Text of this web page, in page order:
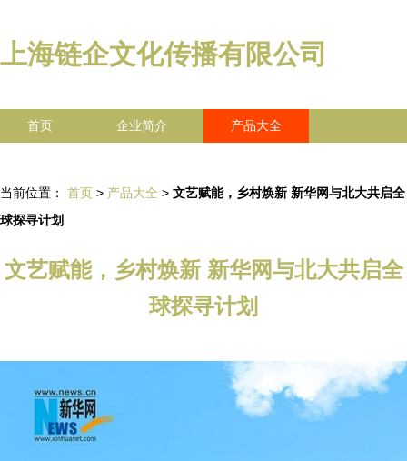
上海链企文化传播有限公司
首页 企业简介 产品大全
当前位置： 首页 > 产品大全 > 文艺赋能，乡村焕新 新华网与北大共启全
球探寻计划
文艺赋能，乡村焕新 新华网与北大共启全
球探寻计划